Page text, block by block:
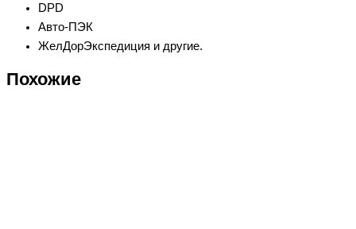
DPD
Авто-ПЭК
ЖелДорЭкспедиция и другие.
Похожие